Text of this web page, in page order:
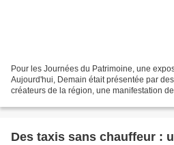
Pour les Journées du Patrimoine, une
Aujourd'hui, Demain était présentée par
créateurs de la région, une manifestation
Des taxis sans chauffeur :